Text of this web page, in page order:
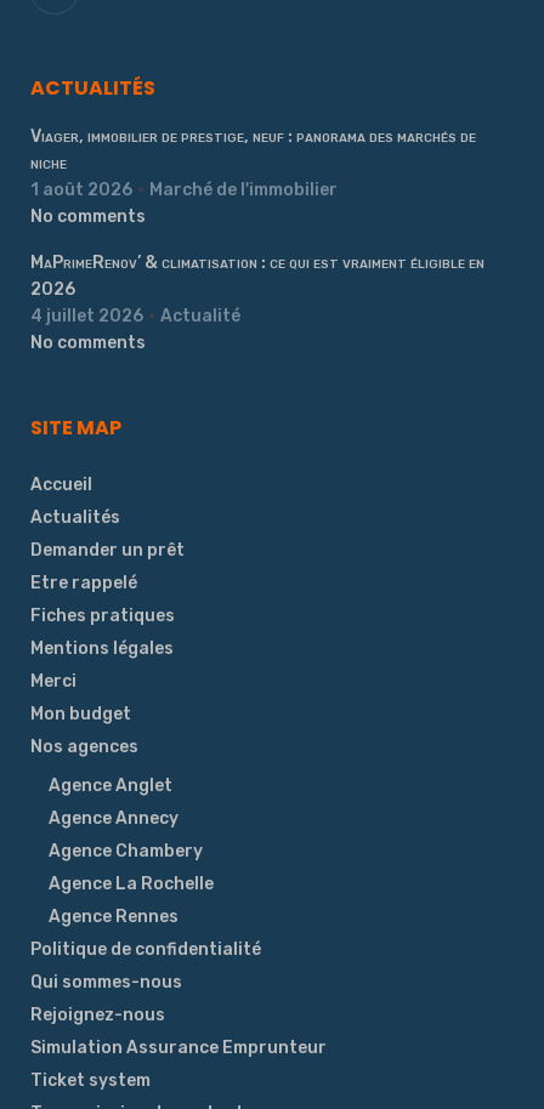
ACTUALITÉS
Viager, immobilier de prestige, neuf : panorama des marchés de
niche
1 août 2026
Marché de l'immobilier
No comments
MaPrimeRenov’ & climatisation : ce qui est vraiment éligible en
2026
4 juillet 2026
Actualité
No comments
SITE MAP
Accueil
Actualités
Demander un prêt
Etre rappelé
Fiches pratiques
Mentions légales
Merci
Mon budget
Nos agences
Agence Anglet
Agence Annecy
Agence Chambery
Agence La Rochelle
Agence Rennes
Politique de confidentialité
Qui sommes-nous
Rejoignez-nous
Simulation Assurance Emprunteur
Ticket system